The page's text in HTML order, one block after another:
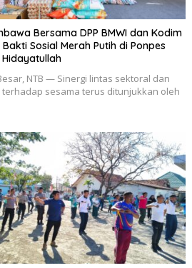
Bersama DPP BMWI dan Kodim
Bakti Sosial Merah Putih di Ponpes
NTB — Sinergi lintas sektoral dan
sesama terus ditunjukkan oleh